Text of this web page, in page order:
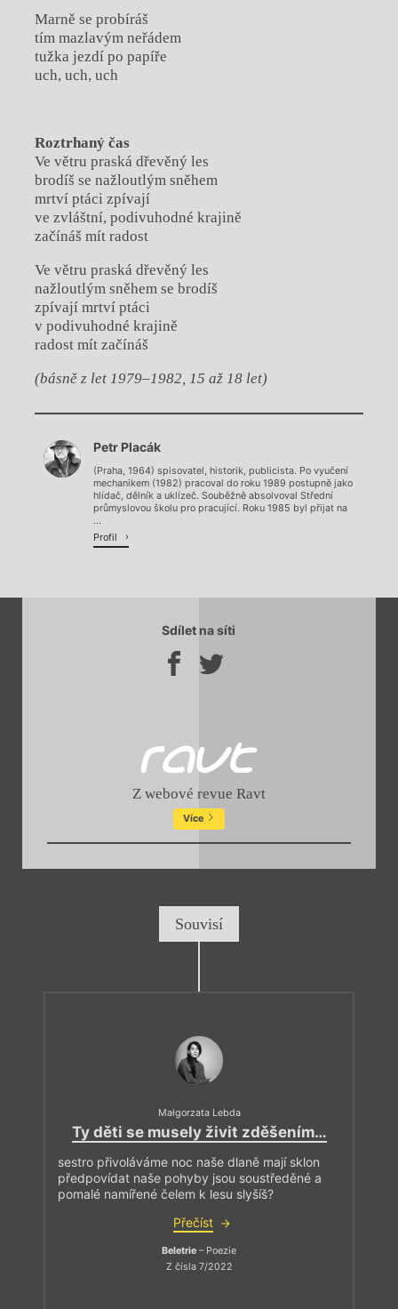
Marně se probíráš
tím mazlavým neřádem
tužka jezdí po papíře
uch, uch, uch
Roztrhaný čas
Ve větru praská dřevěný les
brodíš se nažloutlým sněhem
mrtví ptáci zpívají
ve zvláštní, podivuhodné krajině
začínáš mít radost
Ve větru praská dřevěný les
nažloutlým sněhem se brodíš
zpívají mrtví ptáci
v podivuhodné krajině
radost mít začínáš
(básně z let 1979–1982, 15 až 18 let)
Chviličku.
Petr Placák
(Praha, 1964) spisovatel, historik, publicista. Po vyučení
mechanikem (1982) pracoval do roku 1989 postupně jako
hlídač, dělník a uklízeč. Souběžně absolvoval Střední
průmyslovou školu pro pracující. Roku 1985 byl přijat na
...
Profil
Sdílet na síti
Z webové revue Ravt
Více
Souvisí
Małgorzata Lebda
Ty děti se musely živit zděšením…
sestro přivoláváme noc naše dlaně mají sklon
předpovídat naše pohyby jsou soustředěné a
pomalé namířené čelem k lesu slyšíš?
Přečíst
Beletrie – Poezie
Z čísla 7/2022